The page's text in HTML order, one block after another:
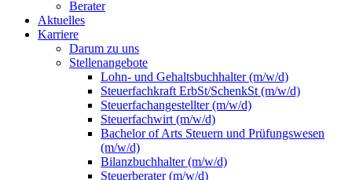
Berater
Aktuelles
Karriere
Darum zu uns
Stellenangebote
Lohn- und Gehaltsbuchhalter (m/w/d)
Steuerfachkraft ErbSt/SchenkSt (m/w/d)
Steuerfachangestellter (m/w/d)
Steuerfachwirt (m/w/d)
Bachelor of Arts Steuern und Prüfungswesen
(m/w/d)
Bilanzbuchhalter (m/w/d)
Steuerberater (m/w/d)